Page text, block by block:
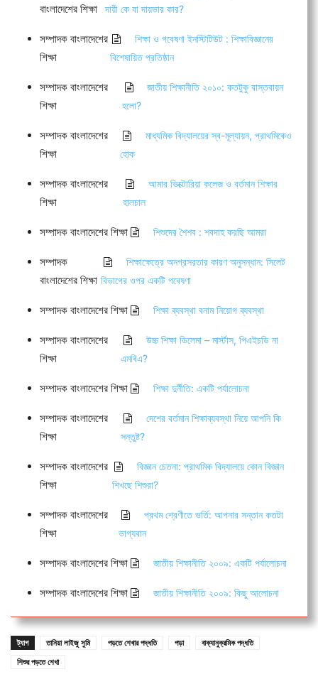
বাংলাদেশের শিক্ষা
দায়ী কে বা দায়ভার কার?
সম্পাদক বাংলাদেশের
শিক্ষা
শিক্ষা ও গবেষণা ইনস্টিটিউট : শিক্ষাবিজ্ঞানের
বিশেষায়িত প্রতিষ্ঠান
সম্পাদক বাংলাদেশের
শিক্ষা
জাতীয় শিক্ষানীতি ২০১০: কতটুকু বাস্তবায়ন
হলো?
সম্পাদক বাংলাদেশের
শিক্ষা
মাধ্যমিক বিদ্যালয়ের স্ব-মূল্যায়ন, প্রাথমিকেও
হোক
সম্পাদক বাংলাদেশের
শিক্ষা
আমার ভিক্টোরিয়া কলেজ ও বর্তমান শিক্ষার
হালচাল
সম্পাদক বাংলাদেশের শিক্ষা শিশুদের শৈশব : শবদাহ করছি আমরা
সম্পাদক
বাংলাদেশের শিক্ষা
শিক্ষাক্ষেত্রে অনগ্রসরতার কারণ অনুসন্ধান: সিলেট
বিভাগের ওপর একটি গবেষণা
সম্পাদক বাংলাদেশের শিক্ষা শিক্ষা ব্যবস্থা বনাম নিয়োগ ব্যবস্থা
সম্পাদক বাংলাদেশের
শিক্ষা
উচ্চ শিক্ষা ডিলেমা – মার্স্টাস, পিএইচডি না
এমবিএ?
সম্পাদক বাংলাদেশের শিক্ষা শিক্ষা দুর্নীতি: একটি পর্যালোচনা
সম্পাদক বাংলাদেশের
শিক্ষা
দেশের বর্তমান শিক্ষাব্যবস্থা নিয়ে আপনি কি
সন্তুষ্ট?
সম্পাদক বাংলাদেশের
শিক্ষা
বিজ্ঞান চেতনা: প্রাথমিক বিদ্যালয়ে কোন বিজ্ঞান
শিখছে শিশুরা?
সম্পাদক বাংলাদেশের
শিক্ষা
প্রথম শ্রেণীতে ভর্তি: আপনার সন্তান কতটা
ভাগ্যবান
সম্পাদক বাংলাদেশের শিক্ষা জাতীয় শিক্ষানীতি ২০০৯: একটি পর্যালোচনা
সম্পাদক বাংলাদেশের শিক্ষা জাতীয় শিক্ষানীতি ২০০৯: কিছু আলোচনা
ট্যাগ তানিয়া লাইজু সুমি পড়তে শেখার পদ্ধতি পড়া
বাক্যানুক্রমিক পদ্ধতি
শিশুর পড়তে শেখা